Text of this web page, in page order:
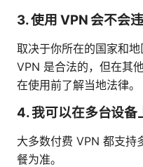
3. 使用 VPN 会不会
取决于你所在的国家和
VPN 是合法的，但在其
在使用前了解当地法律。
4. 我可以在多台设备
大多数付费 VPN 都支持
餐为准。